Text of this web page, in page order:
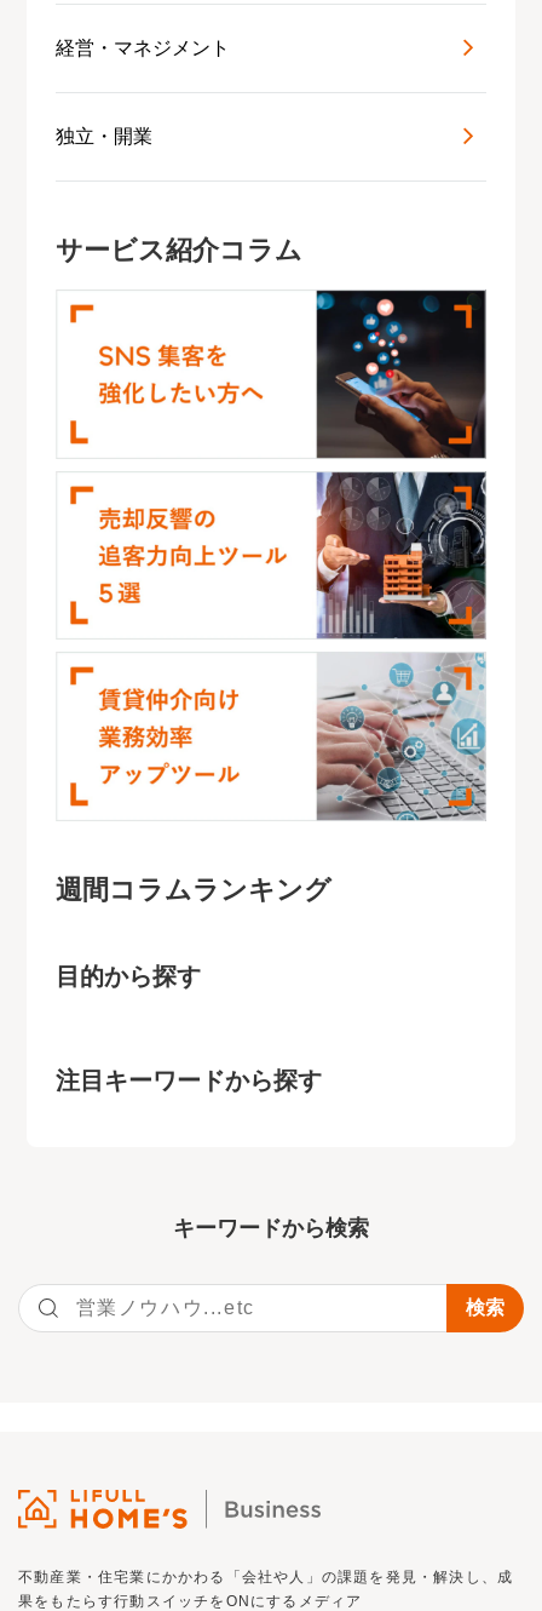
経営・マネジメント
独立・開業
サービス紹介コラム
週間コラムランキング
目的から探す
注目キーワードから探す
キーワー ドから検索
不動産業・住宅業にかかわる「会社や人」の課題を発見・解決し、 成
果をもたらす行動スイッチを ON にするメディア